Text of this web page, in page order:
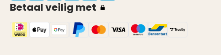
Betaal veilig met